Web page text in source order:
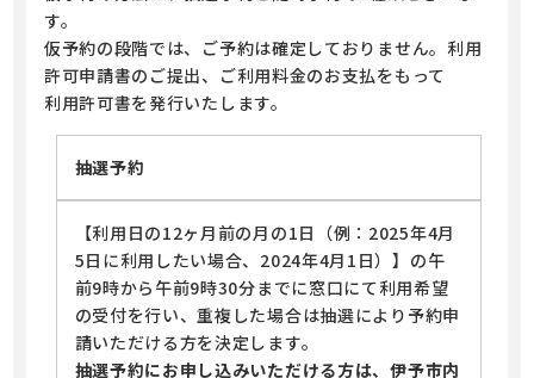
す。
仮予約の段階では、ご予約は確定しておりません。利用
許可申請書のご提出、ご利用料金のお支払をもって
利用許可書を発行いたします。
抽選予約
【利用日の12ヶ月前の月の1日（例：2025年4月
5日に利用したい場合、2024年4月1日）】の午
前9時から午前9時30分までに窓口にて利用希望
の受付を行い、重複した場合は抽選により予約申
請いただける方を決定します。
抽選予約にお申し込みいただける方は、伊予市内